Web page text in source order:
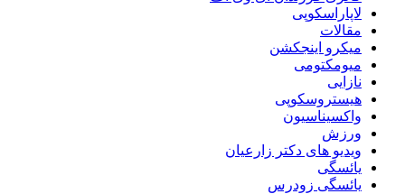
لاپاراسکوپی
مقالات
میکرو اینجکشن
میومکتومی
نازایی
هیستروسکوپی
واکسیناسیون
ورزش
ویدیو های دکتر زارعیان
یائسگی
یائسگی زودرس